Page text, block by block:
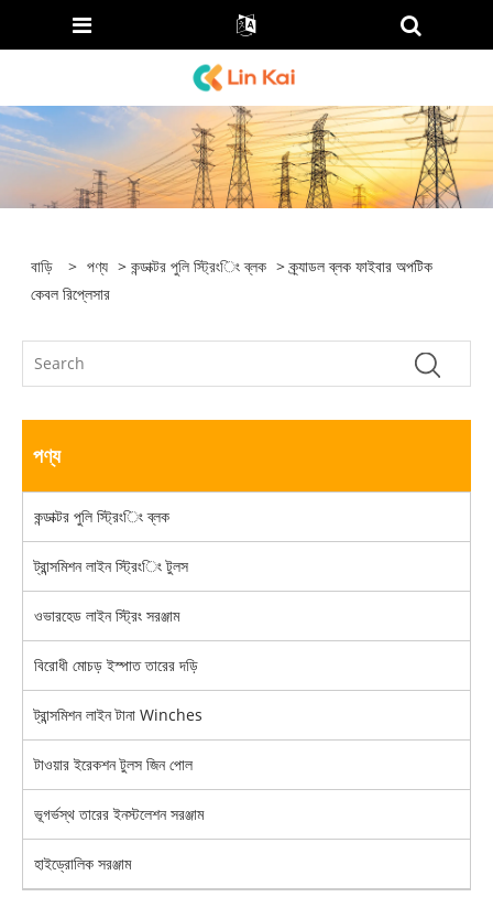
বাড়ি > পণ্য >কন্ডাক্টর পুলি স্ট্রিংিং ব্লক > ক্র্যাডল ব্লক ফাইবার অপটিক
কেবল রিপ্লেসার
পণ্য
কন্ডাক্টর পুলি স্ট্রিংিং ব্লক
ট্রান্সমিশন লাইন স্ট্রিংিং টুলস
ওভারহেড লাইন স্ট্রিং সরঞ্জাম
বিরোধী মোচড় ইস্পাত তারের দড়ি
ট্রান্সমিশন লাইন টানা Winches
টাওয়ার ইরেকশন টুলস জিন পোল
ভূগর্ভস্থ তারের ইনস্টলেশন সরঞ্জাম
হাইড্রোলিক সরঞ্জাম